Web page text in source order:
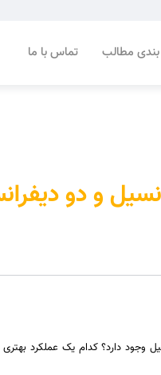
مطالب تماس با ما
و دو
دارد؟ کدام یک عملکرد بهتری